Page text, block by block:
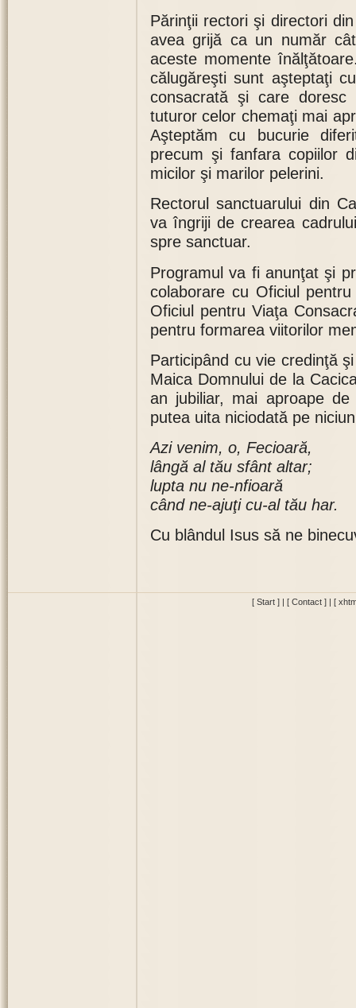
Părinţii rectori şi directori
avea grijă ca un număr
aceste momente
călugăreşti sunt aşteptaţi
consacrată şi care
tuturor celor chemaţi mai
Aşteptăm cu bucurie
precum şi fanfara copiilor
micilor şi marilor pelerini.
Rectorul sanctuarului din
va îngriji de crearea
spre sanctuar.
Programul va fi anunţat şi
colaborare cu Oficiul
Oficiul pentru Viaţa
pentru formarea viitorilor
Participând cu vie credinţă
Maica Domnului de la
an jubiliar, mai aproape
putea uita niciodată pe
Azi venim, o, Fecioară,
lângă al tău sfânt altar;
lupta nu ne-nfioară
când ne-ajuţi cu-al tău har.
Cu blândul Isus să ne
[ Start ] | [ Contact ] | [